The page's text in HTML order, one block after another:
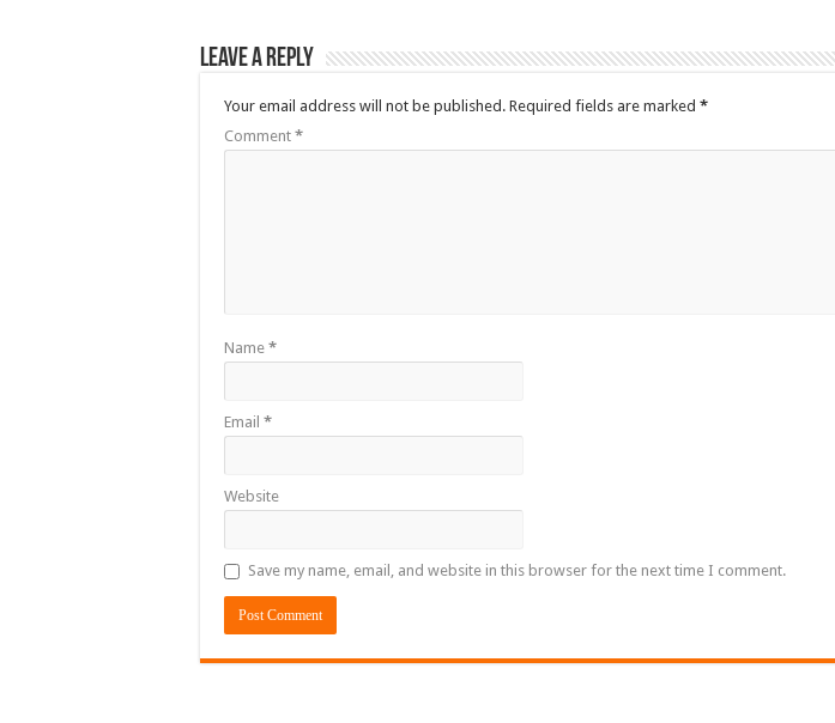
Leave a Reply
Your email address will not be published. Required fields are marked *
Comment *
Name *
Email *
Website
Save my name, email, and website in this browser for the next time I comment.